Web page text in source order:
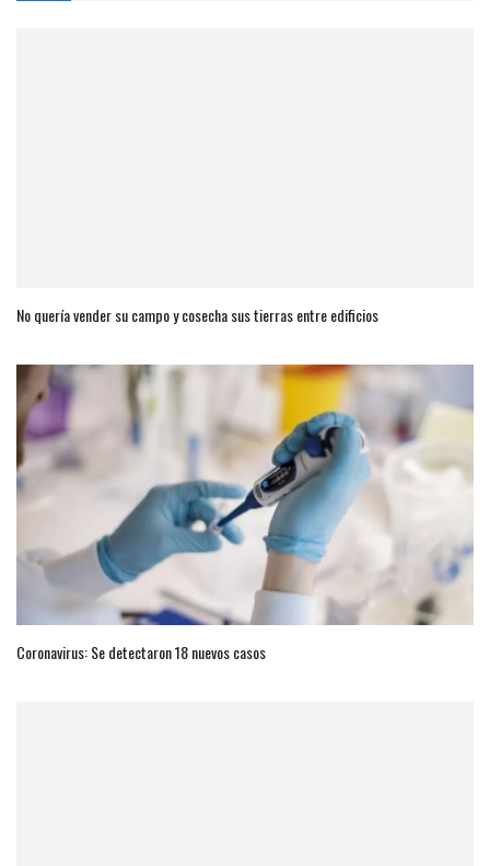
No quería vender su campo y cosecha sus tierras entre edificios
Coronavirus: Se detectaron 18 nuevos casos